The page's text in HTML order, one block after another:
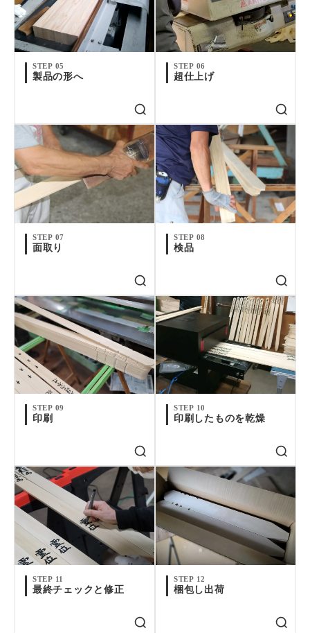
STEP 05
製品の形へ
STEP 06
超仕上げ
STEP 07
面取り
STEP 08
検品
STEP 09
印刷
STEP 10
印刷したものを乾燥
STEP 11
最終チェックと修正
STEP 12
梱包し出荷